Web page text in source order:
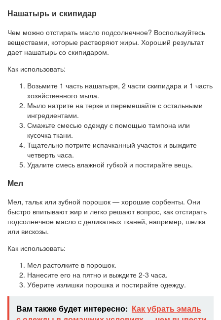
Нашатырь и скипидар
Чем можно отстирать масло подсолнечное? Воспользуйтесь
веществами, которые растворяют жиры. Хороший результат
дает нашатырь со скипидаром.
Как использовать:
Возьмите 1 часть нашатыря, 2 части скипидара и 1 часть
хозяйственного мыла.
Мыло натрите на терке и перемешайте с остальными
ингредиентами.
Смажьте смесью одежду с помощью тампона или
кусочка ткани.
Тщательно потрите испачканный участок и выждите
четверть часа.
Удалите смесь влажной губкой и постирайте вещь.
Мел
Мел, тальк или зубной порошок — хорошие сорбенты. Они
быстро впитывают жир и легко решают вопрос, как отстирать
подсолнечное масло с деликатных тканей, например, шелка
или вискозы.
Как использовать:
Мел растолките в порошок.
Нанесите его на пятно и выждите 2-3 часа.
Уберите излишки порошка и постирайте одежду.
Вам также будет интересно: Как убрать эмаль